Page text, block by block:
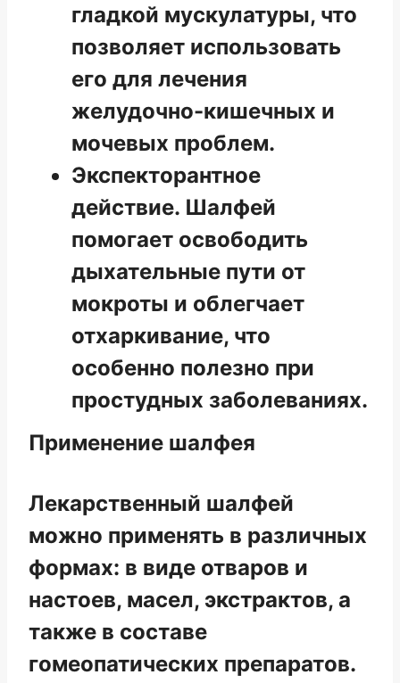
гладкой мускулатуры, что
позволяет использовать
его для лечения
желудочно-кишечных и
мочевых проблем.
Экспекторантное
действие. Шалфей
помогает освободить
дыхательные пути от
мокроты и облегчает
отхаркивание, что
особенно полезно при
простудных заболеваниях.
Применение шалфея
Лекарственный шалфей
можно применять в различных
формах: в виде отваров и
настоев, масел, экстрактов, а
также в составе
гомеопатических препаратов.